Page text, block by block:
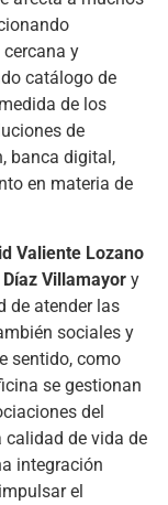
y
catálogo de
de los
de
banca digital,
en materia de
Valiente Lozano
Villamayory
de atender las
sociales y
sentido, como
se gestionan
del
calidad de vida de
integración
el